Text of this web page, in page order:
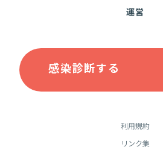
運営
感染診断する
利用規約
リンク集